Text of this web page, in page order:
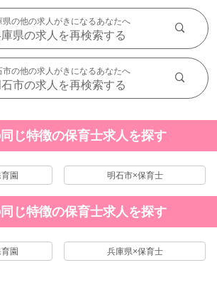
県の他の求人がきになるあなたへ
県の求人を再検索する
市の他の求人がきになるあなたへ
市の求人を再検索する
じ特徴の保育士求人を探す
園 明石市×保育士
じ特徴の保育士求人を探す
園 兵庫県×保育士